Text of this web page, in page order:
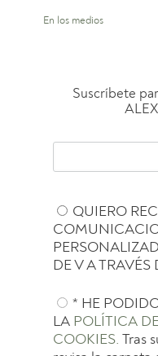
En los medios
Suscríbete
QUIERO
DE V A TRAVÉS
* HE
LA POLÍTICA
COOKIES. Tras